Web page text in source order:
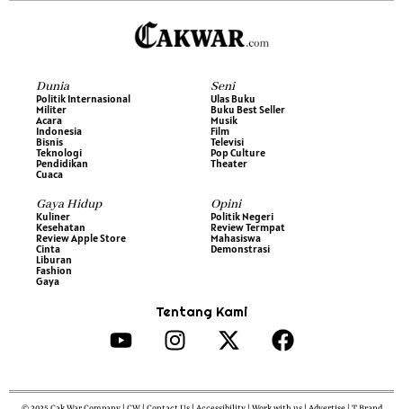
Dunia
Politik Internasional
Militer
Acara
Indonesia
Bisnis
Teknologi
Pendidikan
Cuaca
Seni
Ulas Buku
Buku Best Seller
Musik
Film
Televisi
Pop Culture
Theater
Gaya Hidup
Kuliner
Kesehatan
Review Apple Store
Cinta
Liburan
Fashion
Gaya
Opini
Politik Negeri
Review Termpat
Mahasiswa
Demonstrasi
Tentang Kami